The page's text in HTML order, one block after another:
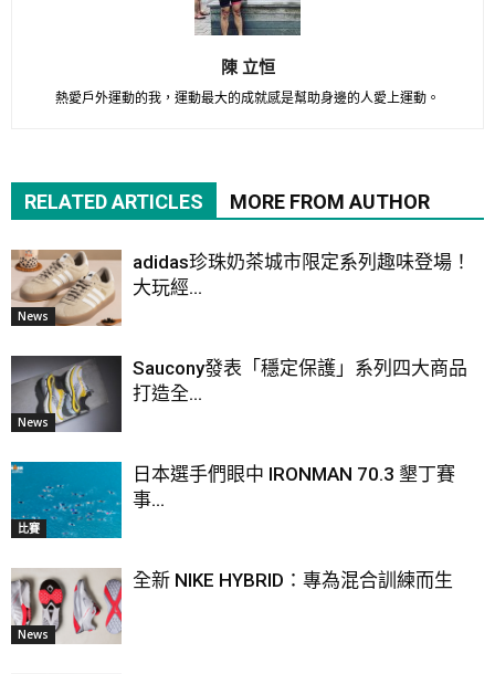
陳 立恒
熱愛戶外運動的我，運動最大的成就感是幫助身邊的人愛上運動。
RELATED ARTICLES MORE FROM AUTHOR
News
adidas珍珠奶茶城市限定系列趣味登場！
大玩經...
News
Saucony發表「穩定保護」系列四大商品
打造全...
比賽
日本選手們眼中 IRONMAN 70.3 墾丁賽
事...
News
全新 NIKE HYBRID：專為混合訓練而生